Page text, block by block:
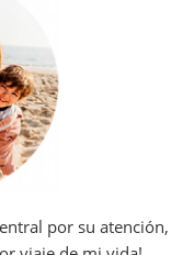
por su atención,